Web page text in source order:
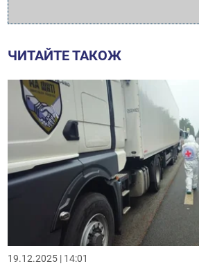
ЧИТАЙТЕ ТАКОЖ
19.12.2025 | 14:01